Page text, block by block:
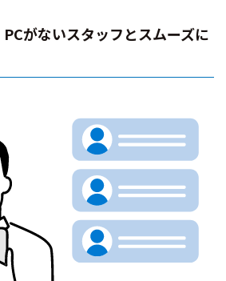
がないスタッフとスムーズに